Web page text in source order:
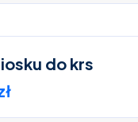
do krs